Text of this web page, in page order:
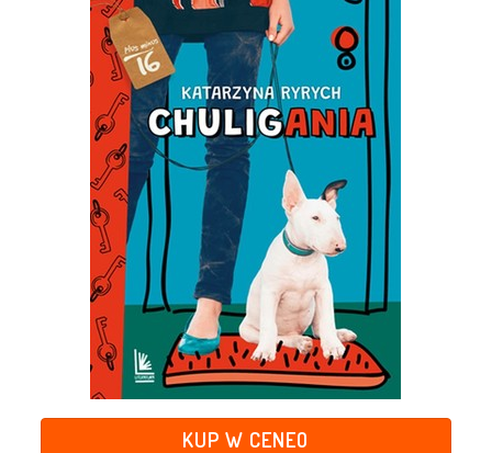
KUP W CENEO